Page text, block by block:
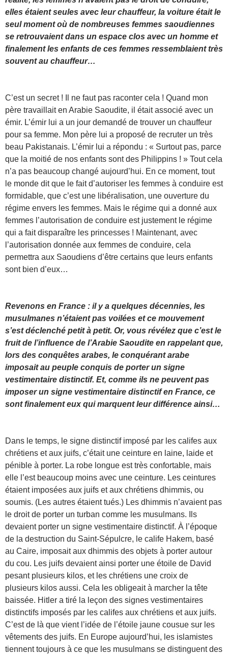
elles étaient seules avec leur chauffeur, la voiture était le
seul moment où de nombreuses femmes saoudiennes
se retrouvaient dans un espace clos avec un homme et
finalement les enfants de ces femmes ressemblaient très
souvent au chauffeur…
C’est un secret ! Il ne faut pas raconter cela ! Quand mon
père travaillait en Arabie Saoudite, il était associé avec un
émir. L’émir lui a un jour demandé de trouver un chauffeur
pour sa femme. Mon père lui a proposé de recruter un très
beau Pakistanais. L’émir lui a répondu : « Surtout pas, parce
que la moitié de nos enfants sont des Philippins ! » Tout cela
n’a pas beaucoup changé aujourd’hui. En ce moment, tout
le monde dit que le fait d’autoriser les femmes à conduire est
formidable, que c’est une libéralisation, une ouverture du
régime envers les femmes. Mais le régime qui a donné aux
femmes l’autorisation de conduire est justement le régime
qui a fait disparaître les princesses ! Maintenant, avec
l’autorisation donnée aux femmes de conduire, cela
permettra aux Saoudiens d’être certains que leurs enfants
sont bien d’eux…
Revenons en France : il y a quelques décennies, les
musulmanes n’étaient pas voilées et ce mouvement
s’est déclenché petit à petit. Or, vous révélez que c’est le
fruit de l’influence de l’Arabie Saoudite en rappelant que,
lors des conquêtes arabes, le conquérant arabe
imposait au peuple conquis de porter un signe
vestimentaire distinctif. Et, comme ils ne peuvent pas
imposer un signe vestimentaire distinctif en France, ce
sont finalement eux qui marquent leur différence ainsi…
Dans le temps, le signe distinctif imposé par les califes aux
chrétiens et aux juifs, c’était une ceinture en laine, laide et
pénible à porter. La robe longue est très confortable, mais
elle l’est beaucoup moins avec une ceinture. Les ceintures
étaient imposées aux juifs et aux chrétiens dhimmis, ou
soumis. (Les autres étaient tués.) Les dhimmis n’avaient pas
le droit de porter un turban comme les musulmans. Ils
devaient porter un signe vestimentaire distinctif. À l’époque
de la destruction du Saint-Sépulcre, le calife Hakem, basé
au Caire, imposait aux dhimmis des objets à porter autour
du cou. Les juifs devaient ainsi porter une étoile de David
pesant plusieurs kilos, et les chrétiens une croix de
plusieurs kilos aussi. Cela les obligeait à marcher la tête
baissée. Hitler a tiré la leçon des signes vestimentaires
distinctifs imposés par les califes aux chrétiens et aux juifs.
C’est de là que vient l’idée de l’étoile jaune cousue sur les
vêtements des juifs. En Europe aujourd’hui, les islamistes
tiennent toujours à ce que les musulmans se distinguent des